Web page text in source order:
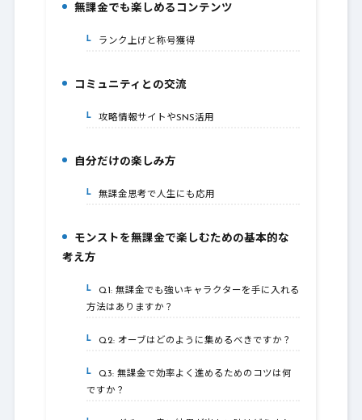
3.無課金でも楽しめるコンテンツ
3-1.ランク上げと称号獲得
コミュニティとの交流
4-1.攻略情報サイトやSNS活用
自分だけの楽しみ方
5-1.無課金思考で人生にも応用
モンストを無課金で楽しむための基本的な
考え方
6-1.Q1: 無課金でも強いキャラクターを手に入れる
方法はありますか？
6-2.Q2: オーブはどのように集めるべきですか？
6-3.Q3: 無課金で効率よく進めるためのコツは何
ですか？